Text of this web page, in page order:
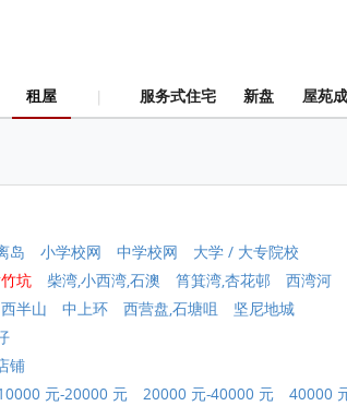
租屋 | 服务式住宅 新盘 屋苑
岛 小学校网 中学校网
大学 / 大专院校
坑
柴湾,小西湾,石澳 筲箕湾,杏花邨 西湾河
半山
中上环 西营盘,石塘咀
坚尼地城
铺
元-20000 元
20000 元-40000 元 40000